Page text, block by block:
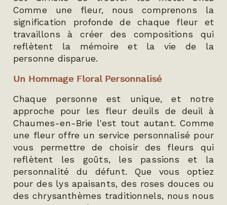
Comme une fleur, nous comprenons la
signification profonde de chaque fleur et
travaillons à créer des compositions qui
reflètent la mémoire et la vie de la
personne disparue.
Un Hommage Floral Personnalisé
Chaque personne est unique, et notre
approche pour les fleur deuils de deuil à
Chaumes-en-Brie l'est tout autant. Comme
une fleur offre un service personnalisé pour
vous permettre de choisir des fleurs qui
reflètent les goûts, les passions et la
personnalité du défunt. Que vous optiez
pour des lys apaisants, des roses douces ou
des chrysanthèmes traditionnels, nous nous